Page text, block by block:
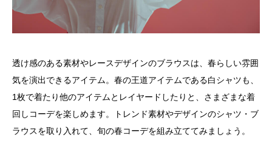
透け感のある素材やレースデザインのブラウスは、春らしい雰囲
気を演出できるアイテム。春の王道アイテムである白シャツも、
1枚で着たり他のアイテムとレイヤードしたりと、さまざまな着
回しコーデを楽しめます。トレンド素材やデザインのシャツ・ブ
ラウスを取り入れて、旬の春コーデを組み立ててみましょう。